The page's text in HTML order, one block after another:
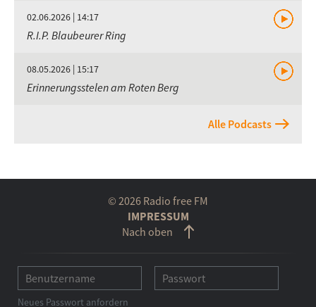
02.06.2026 | 14:17
R.I.P. Blaubeurer Ring
08.05.2026 | 15:17
Erinnerungsstelen am Roten Berg
Alle Podcasts
© 2026 Radio free FM
IMPRESSUM
Nach oben
Neues Passwort anfordern